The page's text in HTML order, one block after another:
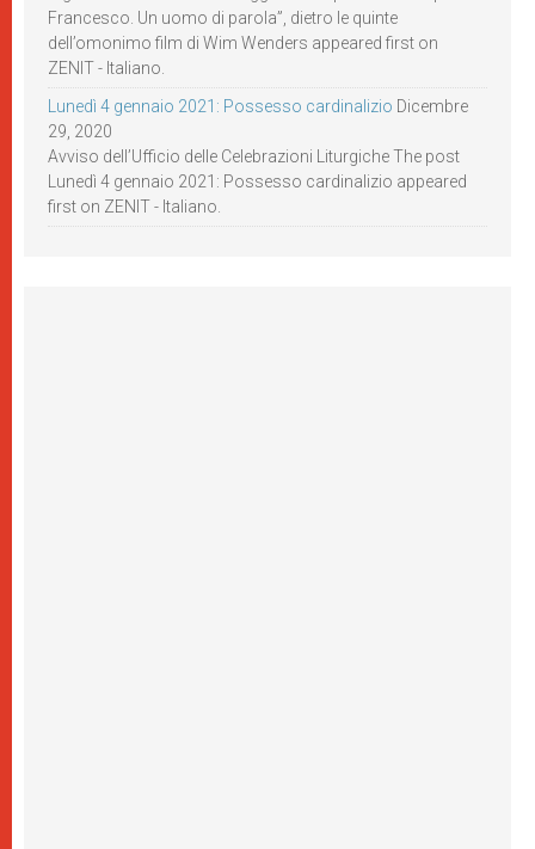
Francesco. Un uomo di parola”, dietro le quinte
dell’omonimo film di Wim Wenders appeared first on
ZENIT - Italiano.
Lunedì 4 gennaio 2021: Possesso cardinalizio Dicembre
29, 2020
Avviso dell’Ufficio delle Celebrazioni Liturgiche The post
Lunedì 4 gennaio 2021: Possesso cardinalizio appeared
first on ZENIT - Italiano.